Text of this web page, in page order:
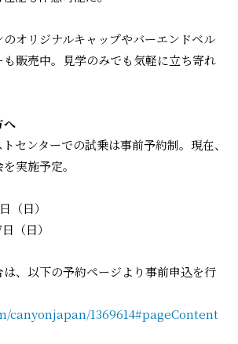
オリジナルキャップやバーエンドベル
販売中。見学のみでも気軽に立ち寄れ
へ
センターでの試乗は事前予約制。現在、
実施予定。
（日）
（日）
、以下の予約ページより事前申込を行
canyonjapan/1369614#pageContent